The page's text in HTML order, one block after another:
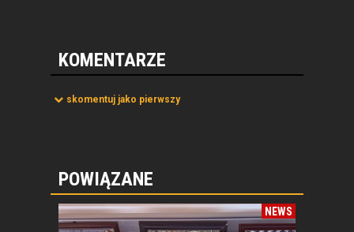
KOMENTARZE
skomentuj jako pierwszy
POWIĄZANE
NEWS